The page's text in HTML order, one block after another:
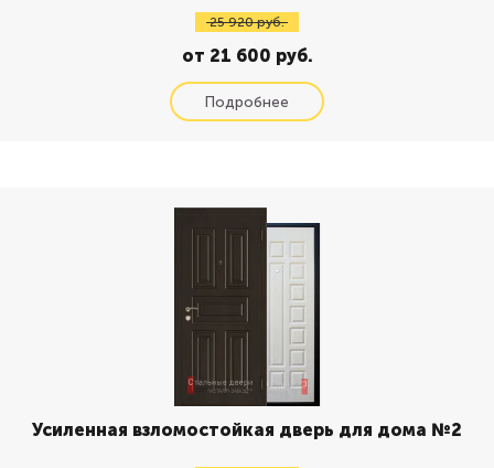
25 920 руб.
от 21 600 руб.
Усиленная взломостойкая дверь для дома №2